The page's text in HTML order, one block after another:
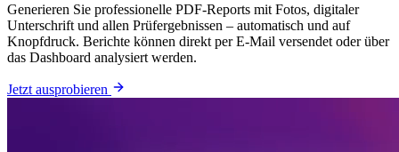
Generieren Sie professionelle PDF-Reports mit Fotos, digitaler
Unterschrift und allen Prüfergebnissen – automatisch und auf
Knopfdruck. Berichte können direkt per E-Mail versendet oder über
das Dashboard analysiert werden.
Jetzt ausprobieren